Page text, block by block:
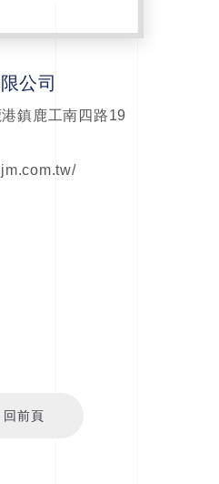
公司
鎮鹿工南四路19
回前頁